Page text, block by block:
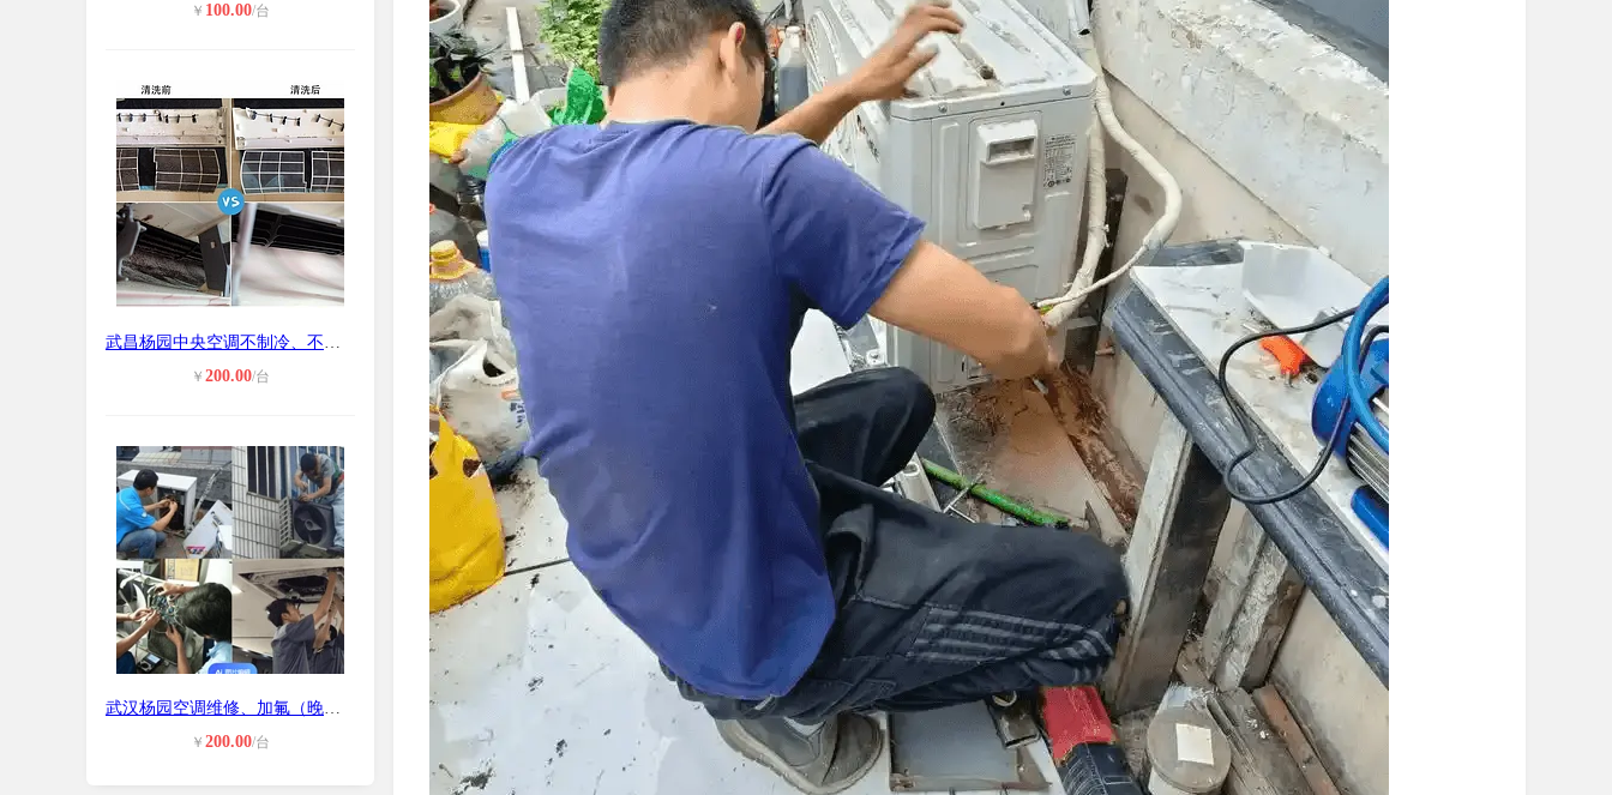
￥ 100.00/台
武昌杨园中央空调不制冷、不启动维修
￥ 200.00/台
武汉杨园空调维修、加氟（晚上也可上
￥ 200.00/台